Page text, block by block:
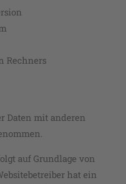
Rechners
Daten mit anderen
auf Grundlage von
hat ein